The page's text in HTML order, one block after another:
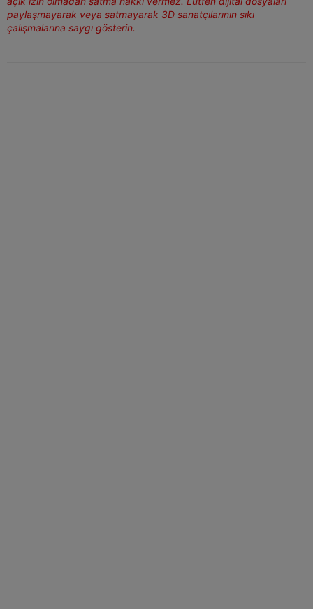
paylaşmayarak veya satmayarak 3D sanatçılarının sıkı
çalışmalarına saygı gösterin.